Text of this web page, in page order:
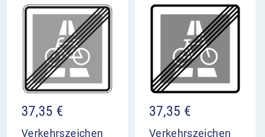
37,35 €
Verkehrszeichen
37,35 €
Verkehrszeichen